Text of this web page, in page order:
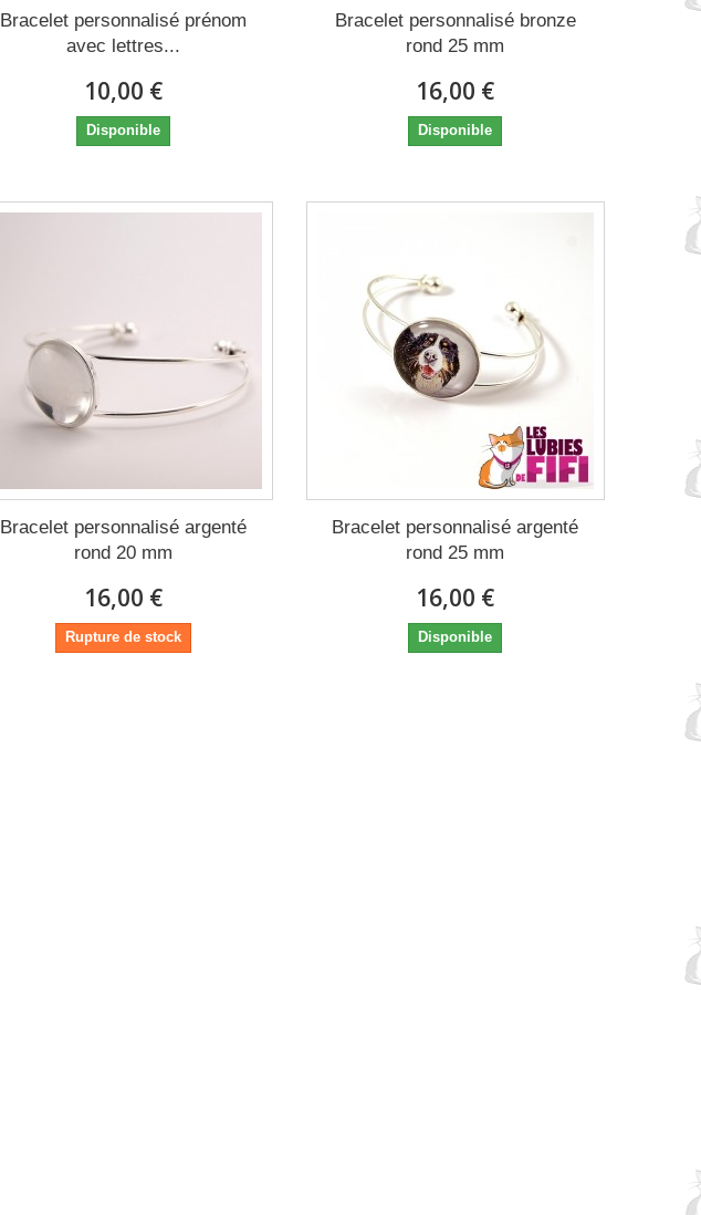
Bracelet personnalisé prénom
avec lettres...
10,00 €
Disponible
Bracelet personnalisé bronze
rond 25 mm
16,00 €
Disponible
Bracelet personnalisé argenté
rond 20 mm
16,00 €
Rupture de stock
Bracelet personnalisé argenté
rond 25 mm
16,00 €
Disponible